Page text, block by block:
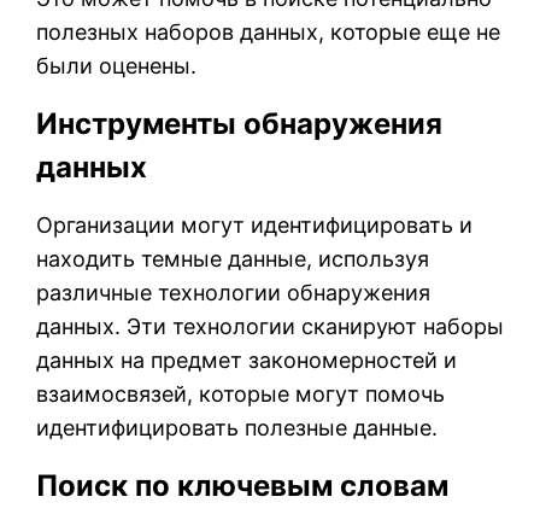
полезных наборов данных, которые еще не
были оценены.
Инструменты обнаружения
данных
Организации могут идентифицировать и
находить темные данные, используя
различные технологии обнаружения
данных. Эти технологии сканируют наборы
данных на предмет закономерностей и
взаимосвязей, которые могут помочь
идентифицировать полезные данные.
Поиск по ключевым словам